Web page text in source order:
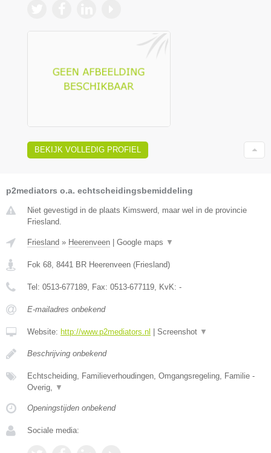
BEKIJK VOLLEDIG PROFIEL
p2mediators o.a. echtscheidingsbemiddeling
Niet gevestigd in de plaats Kimswerd, maar wel in de provincie
Friesland.
Friesland » Heerenveen Google maps ▼
Fok 68 8441 BR Heerenveen (Friesland)
Tel: 0513-677189 , Fax: 0513-677119 , KvK: -
E-mailadres onbekend
Website: http://www.p2mediators.nl Screenshot ▼
Beschrijving onbekend
Echtscheiding, Familieverhoudingen, Omgangsregeling, Familie -
Overig,
▼
Openingstijden onbekend
Sociale media: